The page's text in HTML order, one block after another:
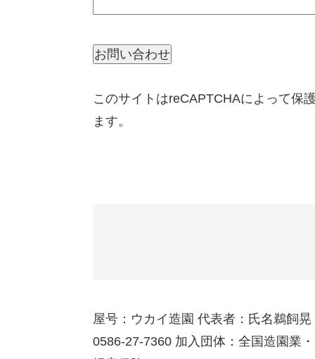
このサイトはreCAPTCHAによって保
ます。
屋号：ウカイ造園 代表者：氏名鵜飼
0586-27-7360 加入団体：全国造園業